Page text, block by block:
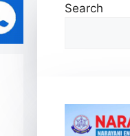
Search